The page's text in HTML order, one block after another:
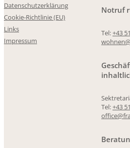
Datenschutzerklärung
Cookie-Richtlinie (EU)
Links
Impressum
Notruf
Tel:+43
Tel:+43